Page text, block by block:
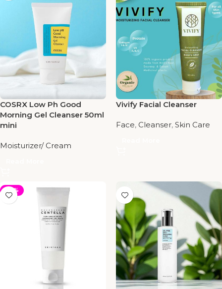
COSRX Low Ph Good
Morning Gel Cleanser 50ml
mini
Moisturizer/ Cream
Vivify Facial Cleanser
Face, Cleanser, Skin Care
-34%